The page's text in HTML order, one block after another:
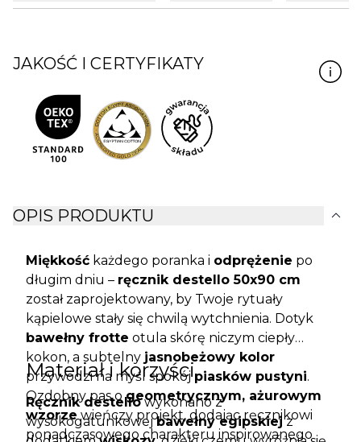
JAKOŚĆ I CERTYFIKATY
OPIS PRODUKTU expand_more
Miękkość każdego poranka i odprężenie po
długim dniu – ręcznik destello 50x90 cm
został zaprojektowany, by Twoje rytuały
kąpielowe stały się chwilą wytchnienia. Dotyk
bawełny frotte otula skórę niczym ciepły
kokon, a subtelny jasnobeżowy kolor
przywodzi na myśl spokójpiasków pustyni.
Ozdobny pas ogeometrycznym, ażurowym
wzorzewieńczy projekt, dodając ręcznikowi
ponadczasowego charakteru inspirowanego
Materiał i korzyści
Ręcznik destellowykonano z
wysokogatunkowejbawełny egipskiejz